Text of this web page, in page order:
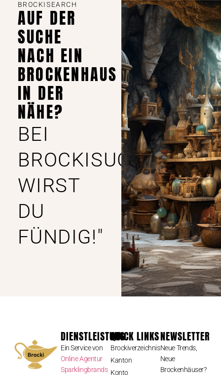
BROCKISEARCH
AUF DER
SUCHE
NACH EIN
BROCKENHAUS
IN DER
NÄHE?
BEI
BROCKISUCHE
WIRST
DU
FÜNDIG!"
DIENSTLEISTUNG
Ein Service von
Online Agentur
Sparklingbrands
QUICK LINKS
Brockiverzeichnis
Kanton
Konto
NEWSLETTER
Neue Trends,
Neue
Brockenhäuser?